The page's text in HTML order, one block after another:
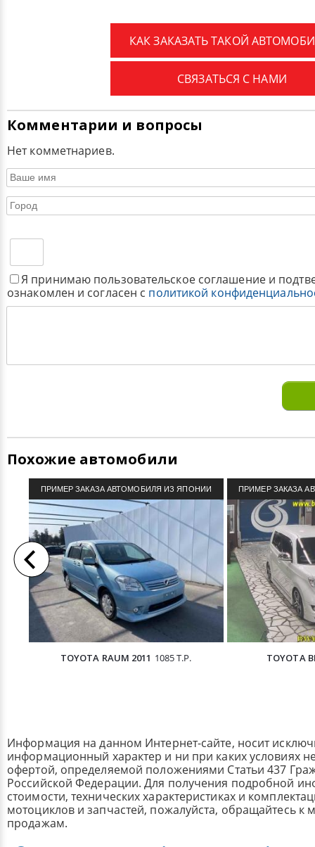
КАК ЗАКАЗАТЬ ТАКОЙ
СВЯЗАТЬСЯ С НАМИ
Комментарии и вопросы
Нет комметнариев.
Я принимаю пользовательское соглашение и
ознакомлен и согласен с политикой
Похожие автомобили
ПРИМЕР ЗАКАЗА АВТОМОБИЛЯ ИЗ ЯПОНИИ
TOYOTA RAUM 2011 1085 Т.Р.
ПРИМЕР ЗАКАЗА
TOYOTA
Информация на данном Интернет-сайте, носит
информационный характер и ни при каких условиях
офертой, определяемой положениями Статьи 437
Российской Федерации. Для получения подробной
стоимости, технических характеристиках и
мотоциклов и запчастей, пожалуйста, обращайтесь к
продажам.